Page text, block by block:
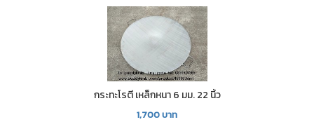
กระทะโรตี เหล็กหนา 6 มม. 22 นิ้ว
1,700บาท